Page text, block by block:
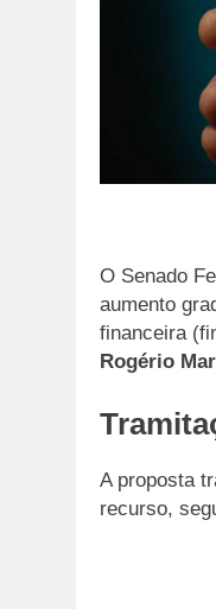
O Senado
aumento
financeira
Rogério
A proposta
recurso,